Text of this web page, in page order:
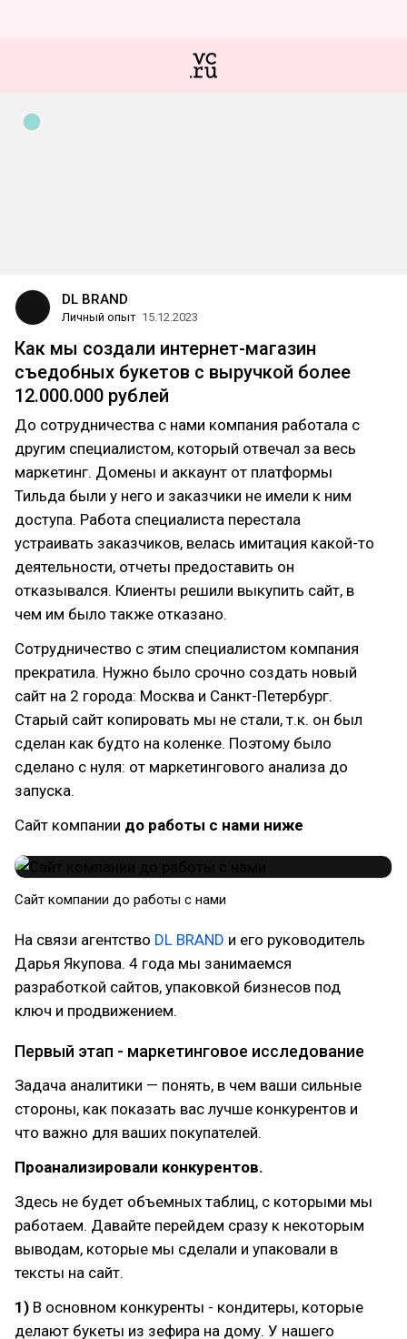
DL BRAND
Личный опыт 15.12.2023
Как мы создали интернет-магазин
съедобных букетов с выручкой более
12.000.000 рублей
До сотрудничества с нами компания работала с
другим специалистом, который отвечал за весь
маркетинг. Домены и аккаунт от платформы
Тильда были у него и заказчики не имели к ним
доступа. Работа специалиста перестала
устраивать заказчиков, велась имитация какой-то
деятельности, отчеты предоставить он
отказывался. Клиенты решили выкупить сайт, в
чем им было также отказано.
Сотрудничество с этим специалистом компания
прекратила. Нужно было срочно создать новый
сайт на 2 города: Москва и Санкт-Петербург.
Старый сайт копировать мы не стали, т.к. он был
сделан как будто на коленке. Поэтому было
сделано с нуля: от маркетингового анализа до
запуска.
Сайт компании до работы с нами ниже
Сайт компании до работы с нами
На связи агентство DL BRAND и его руководитель
Дарья Якупова. 4 года мы занимаемся
разработкой сайтов, упаковкой бизнесов под
ключ и продвижением.
Первый этап - маркетинговое исследование
Задача аналитики — понять, в чем ваши сильные
стороны, как показать вас лучше конкурентов и
что важно для ваших покупателей.
Проанализировали конкурентов.
Здесь не будет объемных таблиц, с которыми мы
работаем. Давайте перейдем сразу к некоторым
выводам, которые мы сделали и упаковали в
тексты на сайт.
1) В основном конкуренты - кондитеры, которые
делают букеты из зефира на дому. У нашего